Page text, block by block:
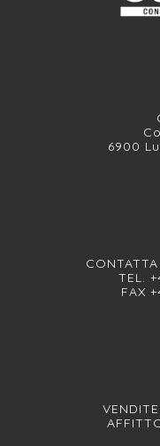
6900
TEL.
FAX
VENDITE: